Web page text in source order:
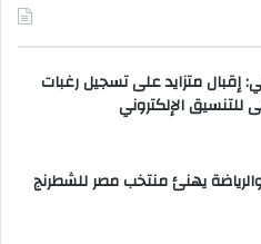
إقبال متزايد على تسجيل رغبات
للتنسيق الإلكتروني
يهنئ منتخب مصر للشطرنج